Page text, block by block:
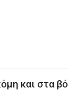
και στα